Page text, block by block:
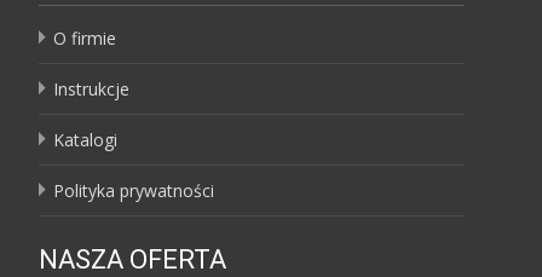
O firmie
Instrukcje
Katalogi
Polityka prywatności
NASZA OFERTA